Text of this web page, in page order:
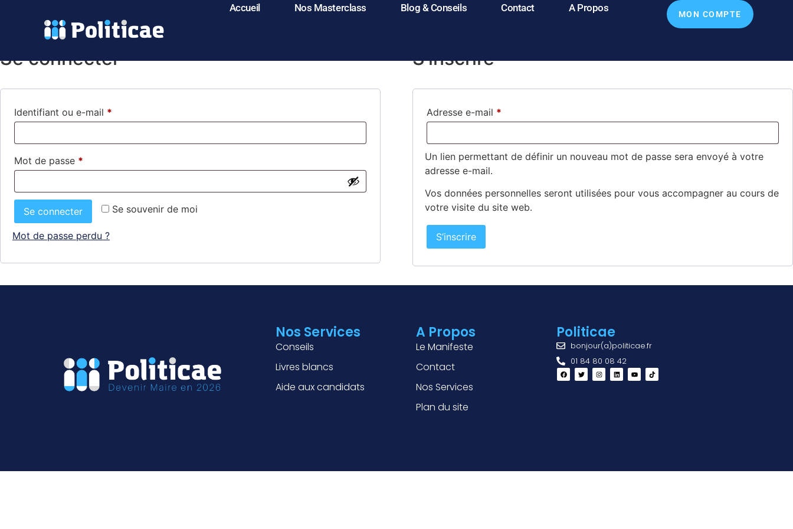
Accueil Nos Masterclass Blog & Conseils Contact A Propos
MON COMPTE
My account
Se connecter
Identifiant ou e-mail *
Mot de passe *
Se souvenir de moi
Se connecter
Mot de passe perdu ?
S’inscrire
Adresse e-mail *
Un lien permettant de définir un nouveau mot de passe sera envoyé à votre
adresse e-mail.
Vos données personnelles seront utilisées pour vous accompagner au cours de
votre visite du site web.
S’inscrire
Nos Services
Conseils
Livres blancs
Aide aux candidats
A Propos
Le Manifeste
Contact
Nos Services
Plan du site
Politicae
bonjour(a)politicae.fr
01 84 80 08 42